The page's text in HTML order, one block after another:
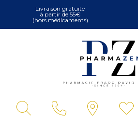
Livraison gratuite
à partir de 55€
(hors médicaments)